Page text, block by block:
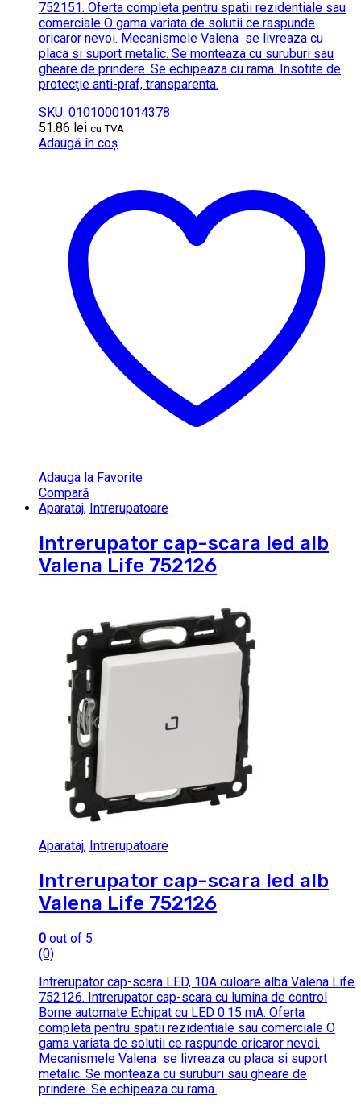
752151. Oferta completa pentru spatii rezidentiale sau
comerciale O gama variata de solutii ce raspunde
oricaror nevoi. Mecanismele Valena se livreaza cu
placa si suport metalic. Se monteaza cu suruburi sau
gheare de prindere. Se echipeaza cu rama. Insotite de
protecţie anti-praf, transparenta.
SKU: 01010001014378
51.86 lei cu TVA
Adaugă în coș
Adauga la Favorite
Compară
Aparataj, Intrerupatoare
Intrerupator cap-scara led alb
Valena Life 752126
Aparataj, Intrerupatoare
Intrerupator cap-scara led alb
Valena Life 752126
0 out of 5
(0)
Intrerupator cap-scara LED, 10A culoare alba Valena Life
752126. Intrerupator cap-scara cu lumina de control
Borne automate Echipat cu LED 0.15 mA. Oferta
completa pentru spatii rezidentiale sau comerciale O
gama variata de solutii ce raspunde oricaror nevoi.
Mecanismele Valena se livreaza cu placa si suport
metalic. Se monteaza cu suruburi sau gheare de
prindere. Se echipeaza cu rama.